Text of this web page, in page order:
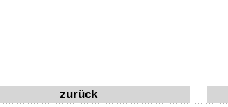
zurück